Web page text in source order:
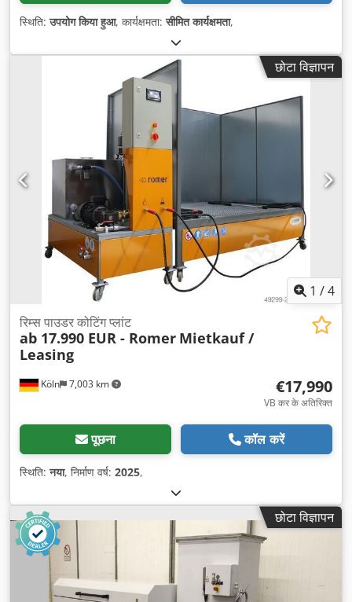
स्थिति:उपयोग किया हुआ, कार्यक्षमता:सीमित कार्यक्षमता,
छोटा विज्ञापन
1 /4
Köln 7,003 km
रिम्स पाउडर कोटिंग प्लांट
ab 17.990 EUR - Romer Mietkauf /
Leasing
€17,990
VB कर के अतिरिक्त
पूछना कॉल करें
स्थिति:नया, निर्माण वर्ष: 2025,
छोटा विज्ञापन